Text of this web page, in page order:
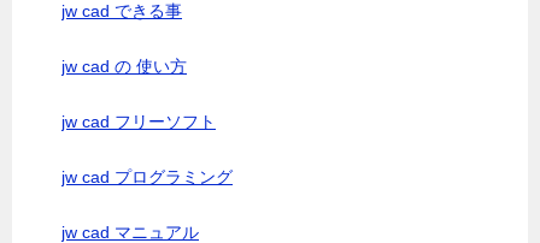
jw cad できる事
jw cad の 使い方
jw cad フリーソフト
jw cad プログラミング
jw cad マニュアル